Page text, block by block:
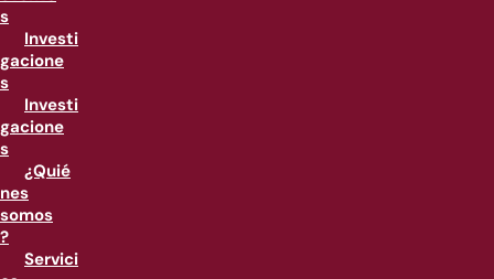
s
Investi
gacione
s
Investi
gacione
s
¿Quié
nes
somos
?
Servici